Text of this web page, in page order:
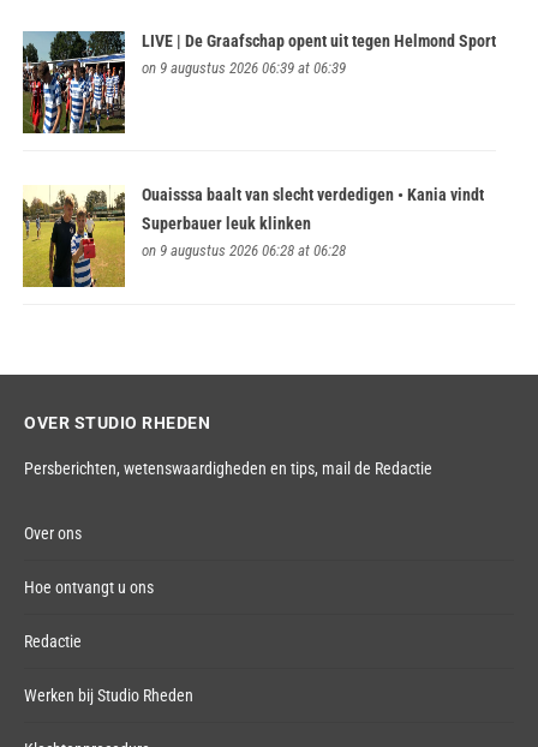
LIVE | De Graafschap opent uit tegen Helmond Sport
on 9 augustus 2026 06:39 at 06:39
Ouaisssa baalt van slecht verdedigen • Kania vindt
Superbauer leuk klinken
on 9 augustus 2026 06:28 at 06:28
OVER STUDIO RHEDEN
Persberichten, wetenswaardigheden en tips, mail de Redactie
Over ons
Hoe ontvangt u ons
Redactie
Werken bij Studio Rheden